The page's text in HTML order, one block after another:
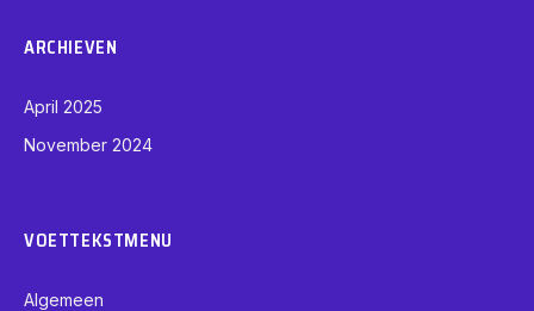
ARCHIEVEN
April 2025
November 2024
VOETTEKSTMENU
Algemeen